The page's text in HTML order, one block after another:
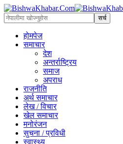
होमपेज
समाचार
देश
अन्तर्राष्ट्रिय
समाज
अपराध
राजनीति
अर्थ समाचार
लेख / विचार
खेल समाचार
मनोरंजन
सुचना / प्रविधी
स्वास्थ्य